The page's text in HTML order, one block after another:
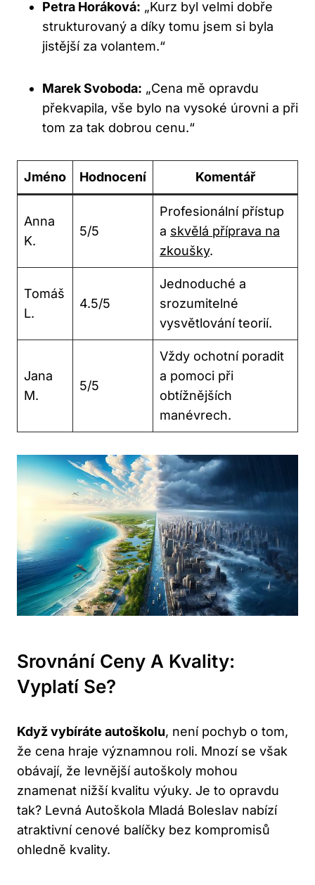
Petra Horáková: „Kurz byl velmi dobře
strukturovaný a díky tomu jsem si byla
jistější za volantem.“
Marek Svoboda: „Cena mě opravdu
překvapila, vše bylo na vysoké úrovni a při
tom za tak dobrou cenu.“
Jméno Hodnocení Komentář
Anna
K.
5/5
Profesionální přístup
a skvělá příprava na
zkoušky.
Tomáš
L.
4.5/5
Jednoduché a
srozumitelné
vysvětlování teorií.
Jana
M.
5/5
Vždy ochotní poradit
a pomoci při
obtížnějších
manévrech.
Srovnání Ceny A Kvality:
Vyplatí Se?
Když vybíráte autoškolu, není pochyb o tom,
že cena hraje významnou roli. Mnozí se však
obávají, že levnější autoškoly mohou
znamenat nižší kvalitu výuky. Je to opravdu
tak? Levná Autoškola Mladá Boleslav nabízí
atraktivní cenové balíčky bez kompromisů
ohledně kvality.